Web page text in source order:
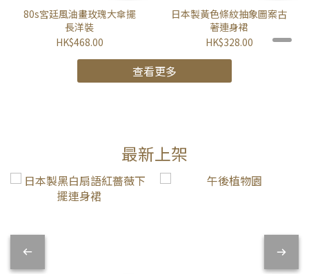
80s宮廷風油畫玫瑰大傘擺
長洋裝
HK$468.00
日本製黃色條紋抽象圖案古
著連身裙
HK$328.00
查看更多
最新上架